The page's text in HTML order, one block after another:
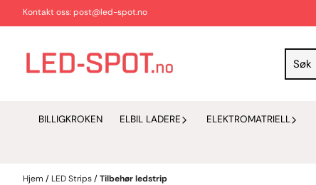
Hopp til innhold
Kontakt oss: post@led-spot.no
BILLIGKROKEN ELBIL LADERE ELEKTROMATRIELL
Hjem / LED Strips/Tilbehør ledstrip